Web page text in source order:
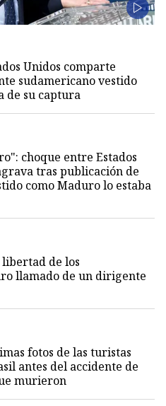
Unidos comparte
sudamericano vestido
de su captura
choque entre Estados
tras publicación de
como Maduro lo estaba
de los
llamado de un dirigente
fotos de las turistas
antes del accidente de
murieron